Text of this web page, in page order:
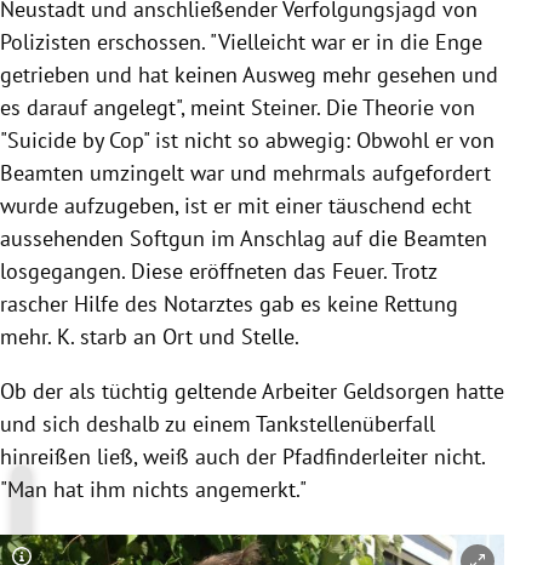
Neustadt und anschließender Verfolgungsjagd von
Polizisten erschossen. "Vielleicht war er in die Enge
getrieben und hat keinen Ausweg mehr gesehen und
es darauf angelegt", meint Steiner. Die Theorie von
"Suicide by Cop" ist nicht so abwegig: Obwohl er von
Beamten umzingelt war und mehrmals aufgefordert
wurde aufzugeben, ist er mit einer täuschend echt
aussehenden Softgun im Anschlag auf die Beamten
losgegangen. Diese eröffneten das Feuer. Trotz
rascher Hilfe des Notarztes gab es keine Rettung
mehr. K. starb an Ort und Stelle.
Ob der als tüchtig geltende Arbeiter Geldsorgen hatte
und sich deshalb zu einem Tankstellenüberfall
hinreißen ließ, weiß auch der Pfadfinderleiter nicht.
"Man hat ihm nichts angemerkt."